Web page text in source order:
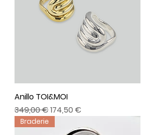
Anillo TOI&MOI
Precio
349,00 €Precio de oferta
174,50 €
Braderie